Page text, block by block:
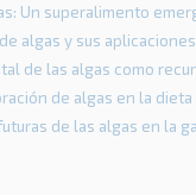
Un superalimento
algas y sus
de las algas como
de algas en la dieta
de las algas en la